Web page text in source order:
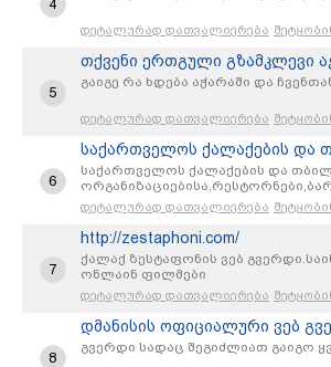
4
დეტალურად დათვალიერება
5
თქვენი ერთგული გზამკლევი
გაიგე რა ხდება აჭარაში და
დეტალურად დათვალიერება
6
საქართველოს ქალაქების და
საქართველოს ქალაქების და
სექტორი,რუკები,რუქები,კვების
დეტალურად დათვალიერება
7
http://zestaphoni.com/
ქალაქ ზესტაფონის ვებ
ონლაინ ფილმები
დეტალურად დათვალიერება
8
დმანისის ოფიციალური ვებ
გვერდი სადაც შეგიძლიათ გაიგო